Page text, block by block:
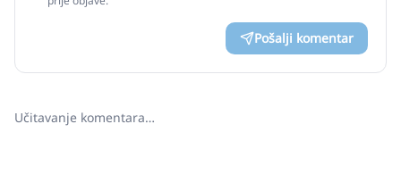
Pošalji komentar
Učitavanje komentara…